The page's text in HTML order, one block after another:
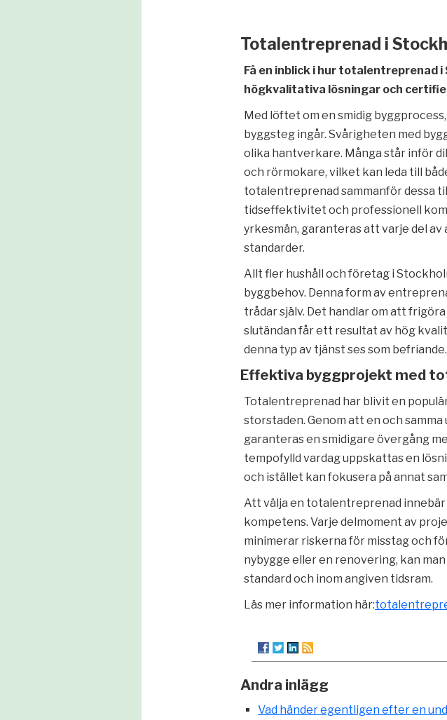
Totalentreprenad i
Få en inblick i hur totalentreprenad
högkvalitativa lösningar och
Med löftet om en smidig
byggsteg ingår. Svårigheten med
olika hantverkare. Många står inför
och rörmokare, vilket kan leda till
totalentreprenad sammanför dessa
tidseffektivitet och professionell
yrkesmän, garanteras att varje del
standarder.
Allt fler hushåll och företag i
byggbehov. Denna form av
trådar själv. Det handlar om att
slutändan får ett resultat av hög
denna typ av tjänst ses som befriande.
Effektiva byggprojekt med
Totalentreprenad har blivit en
storstaden. Genom att en och
garanteras en smidigare övergång
tempofylld vardag uppskattas en
och istället kan fokusera på annat
Att välja en totalentreprenad
kompetens. Varje delmoment av
minimerar riskerna för misstag och
nybygge eller en renovering, kan
standard och inom angiven tidsram.
Läs mer information här:
Andra inlägg
Vad händer egentligen efter en